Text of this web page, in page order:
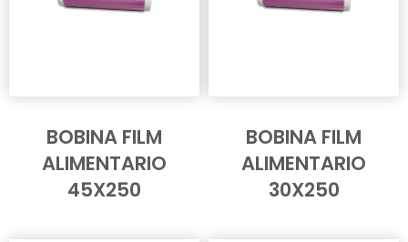
BOBINA FILM
ALIMENTARIO
45X250
BOBINA FILM
ALIMENTARIO
30X250